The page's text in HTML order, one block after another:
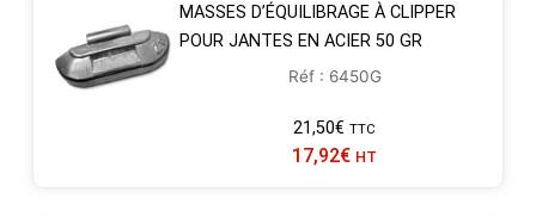
MASSES D’ÉQUILIBRAGE À CLIPPER
POUR JANTES EN ACIER 50 GR
Réf : 6450G
21,50€ TTC
17,92€ HT